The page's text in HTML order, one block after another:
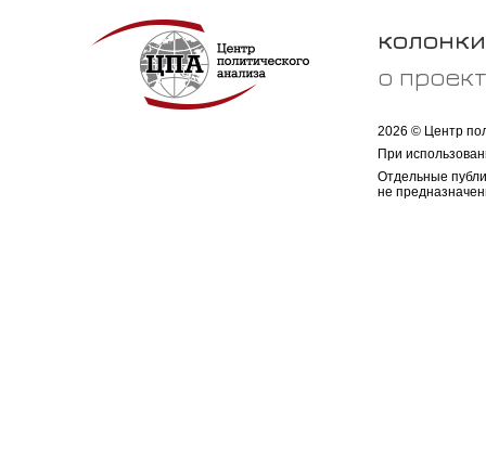
колонки
о
2026 © Центр
При
Отдельные
не